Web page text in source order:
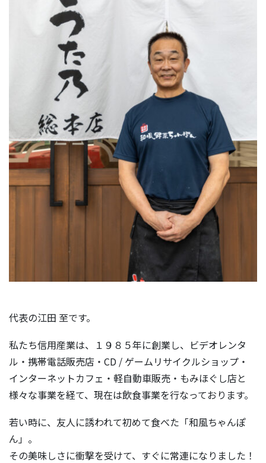
代表の江田 至です。
私たち信用産業は、１９８５年に創業し、ビデオレンタ
ル・携帯電話販売店・CD / ゲームリサイクルショップ・
インターネットカフェ・軽自動車販売・もみほぐし店と
様々な事業を経て、現在は飲食事業を行なっております。
若い時に、友人に誘われて初めて食べた「和風ちゃんぽ
ん」。
その美味しさに衝撃を受けて、すぐに常連になりました！